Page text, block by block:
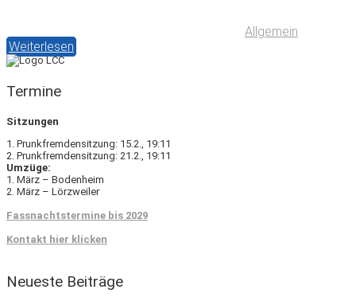
Allgemein
Weiterlesen
Termine
Sitzungen
1. Prunkfremdensitzung: 15.2., 19:11
2. Prunkfremdensitzung: 21.2., 19:11
Umzüge:
1. März – Bodenheim
2. März – Lörzweiler
Fassnachtstermine bis 2029
Kontakt hier klicken
Neueste Beiträge